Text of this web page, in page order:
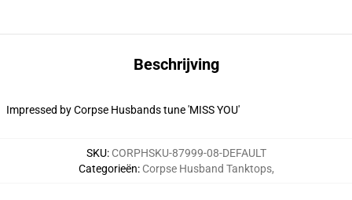
Beschrijving
Impressed by Corpse Husbands tune 'MISS YOU'
SKU: CORPHSKU-87999-08-DEFAULT
Categorieën: Corpse Husband Tanktops,